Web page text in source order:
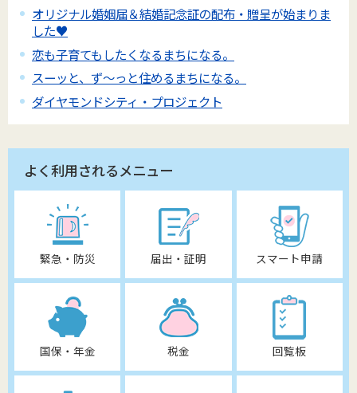
オリジナル婚姻届＆結婚記念証の配布・贈呈が始まりま
した♥
恋も子育てもしたくなるまちになる。
スーッと、ず～っと住めるまちになる。
ダイヤモンドシティ・プロジェクト
よく利用されるメニュー
緊急・防災 届出・証明 スマート申請
国保・年金 税金 回覧板